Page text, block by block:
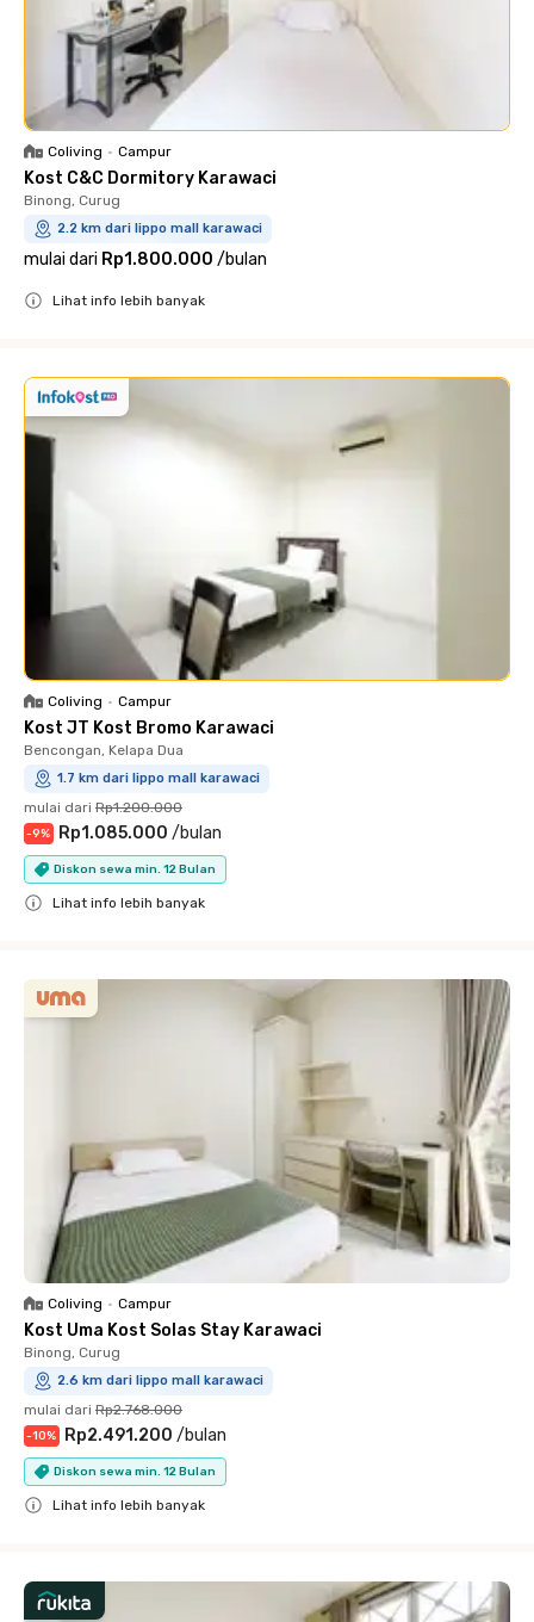
Coliving • Campur
Kost C&C Dormitory Karawaci
Binong, Curug
2.2 km dari lippo mall karawaci
mulai dari Rp1.800.000 /bulan
Lihat info lebih banyak
Coliving • Campur
Kost JT Kost Bromo Karawaci
Bencongan, Kelapa Dua
1.7 km dari lippo mall karawaci
mulai dari Rp1.200.000
-9% Rp1.085.000 /bulan
Diskon sewa min. 12 Bulan
Lihat info lebih banyak
Coliving • Campur
Kost Uma Kost Solas Stay Karawaci
Binong, Curug
2.6 km dari lippo mall karawaci
mulai dari Rp2.768.000
-10% Rp2.491.200 /bulan
Diskon sewa min. 12 Bulan
Lihat info lebih banyak